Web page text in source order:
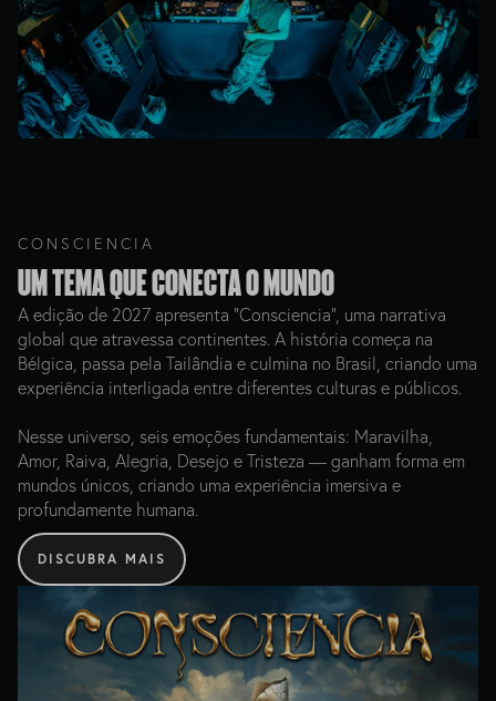
CONSCIENCIA
Um tema que conecta o mundo
A edição de 2027 apresenta “Consciencia”, uma narrativa
global que atravessa continentes. A história começa na
Bélgica, passa pela Tailândia e culmina no Brasil, criando uma
experiência interligada entre diferentes culturas e públicos.
Nesse universo, seis emoções fundamentais: Maravilha,
Amor, Raiva, Alegria, Desejo e Tristeza — ganham forma em
mundos únicos, criando uma experiência imersiva e
profundamente humana.
DISCUBRA MAIS